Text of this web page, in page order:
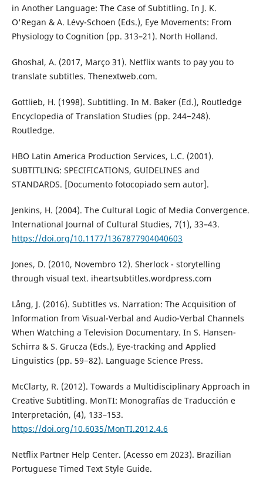
in Another Language: The Case of Subtitling. In J. K.
O'Regan & A. Lévy-Schoen (Eds.), Eye Movements: From
Physiology to Cognition (pp. 313–21). North Holland.
Ghoshal, A. (2017, Março 31). Netflix wants to pay you to
translate subtitles. Thenextweb.com.
Gottlieb, H. (1998). Subtitling. In M. Baker (Ed.), Routledge
Encyclopedia of Translation Studies (pp. 244−248).
Routledge.
HBO Latin America Production Services, L.C. (2001).
SUBTITLING: SPECIFICATIONS, GUIDELINES and
STANDARDS. [Documento fotocopiado sem autor].
Jenkins, H. (2004). The Cultural Logic of Media Convergence.
International Journal of Cultural Studies, 7(1), 33–43.
https://doi.org/10.1177/1367877904040603
Jones, D. (2010, Novembro 12). Sherlock - storytelling
through visual text. iheartsubtitles.wordpress.com
Lång, J. (2016). Subtitles vs. Narration: The Acquisition of
Information from Visual-Verbal and Audio-Verbal Channels
When Watching a Television Documentary. In S. Hansen-
Schirra & S. Grucza (Eds.), Eye-tracking and Applied
Linguistics (pp. 59−82). Language Science Press.
McClarty, R. (2012). Towards a Multidisciplinary Approach in
Creative Subtitling. MonTI: Monografías de Traducción e
Interpretación, (4), 133–153.
https://doi.org/10.6035/MonTI.2012.4.6
Netflix Partner Help Center. (Acesso em 2023). Brazilian
Portuguese Timed Text Style Guide.